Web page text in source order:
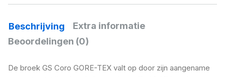
Beschrijving
Extra informatie
Beoordelingen (0)
De broek GS Coro GORE-TEX valt op door zijn aangename